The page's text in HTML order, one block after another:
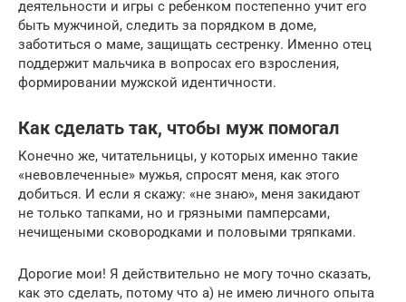
деятельности и игры с ребенком постепенно учит его
быть мужчиной, следить за порядком в доме,
заботиться о маме, защищать сестренку. Именно отец
поддержит мальчика в вопросах его взросления,
формировании мужской идентичности.
Как сделать так, чтобы муж помогал
Конечно же, читательницы, у которых именно такие
«невовлеченные» мужья, спросят меня, как этого
добиться. И если я скажу: «не знаю», меня закидают
не только тапками, но и грязными памперсами,
нечищеными сковородками и половыми тряпками.
Дорогие мои! Я действительно не могу точно сказать,
как это сделать, потому что а) не имею личного опыта